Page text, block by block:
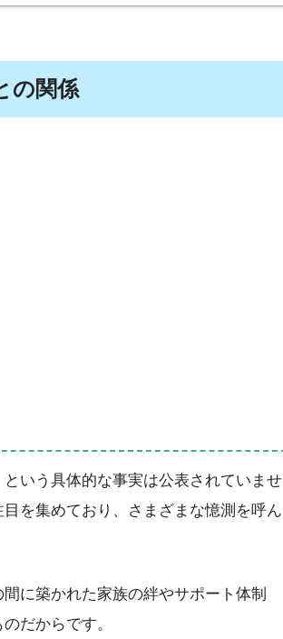
の関係
いう具体的な事実は公表されていませ
を集めており、さまざまな憶測を呼ん
に築かれた家族の絆やサポート体制
だからです。